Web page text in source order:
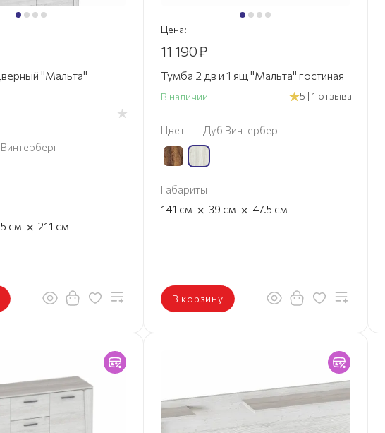
"Мальта"
см × 211 см
Цена:
11 190₽
Тумба 2 дв и 1 ящ "Мальта" гостиная
В наличии 5 | 1 отзыва
Цвет — Дуб Винтерберг
Габариты
141 см × 39 см × 47.5 см
В корзину